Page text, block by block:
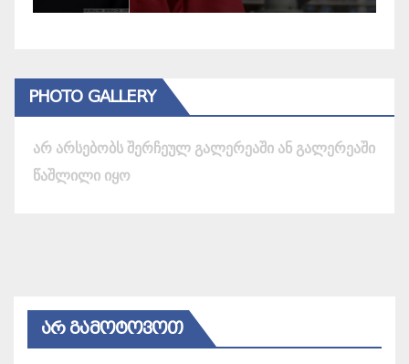
PHOTO GALLERY
არ არსებობს შერჩეულ გალერეაში ან გალერეაში
წაშლილი იყო
ᲐᲠ ᲒᲐᲛᲝᲢᲝᲕᲝᲗ